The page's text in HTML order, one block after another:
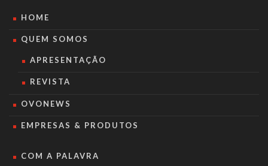
HOME
QUEM SOMOS
APRESENTAÇÃO
REVISTA
OVONEWS
EMPRESAS & PRODUTOS
COM A PALAVRA